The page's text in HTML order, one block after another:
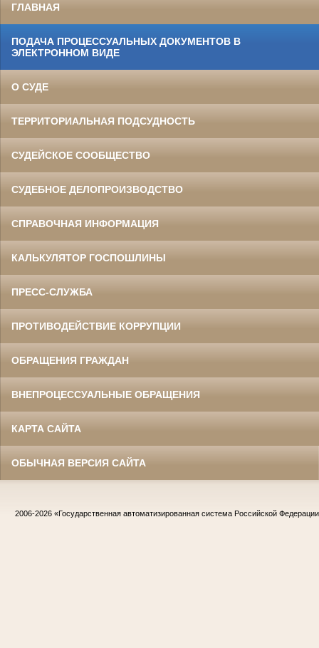
ГЛАВНАЯ
ПОДАЧА ПРОЦЕССУАЛЬНЫХ ДОКУМЕНТОВ В
ЭЛЕКТРОННОМ ВИДЕ
О СУДЕ
ТЕРРИТОРИАЛЬНАЯ ПОДСУДНОСТЬ
СУДЕЙСКОЕ СООБЩЕСТВО
СУДЕБНОЕ ДЕЛОПРОИЗВОДСТВО
СПРАВОЧНАЯ ИНФОРМАЦИЯ
КАЛЬКУЛЯТОР ГОСПОШЛИНЫ
ПРЕСС-СЛУЖБА
ПРОТИВОДЕЙСТВИЕ КОРРУПЦИИ
ОБРАЩЕНИЯ ГРАЖДАН
ВНЕПРОЦЕССУАЛЬНЫЕ ОБРАЩЕНИЯ
КАРТА САЙТА
ОБЫЧНАЯ ВЕРСИЯ САЙТА
2006-2026 «Государственная автоматизированная система Российской